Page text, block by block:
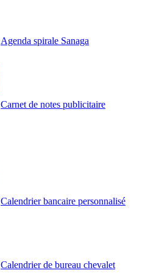
Agenda spirale Sanaga
Carnet de notes publicitaire
Calendrier bancaire personnalisé
Calendrier de bureau chevalet